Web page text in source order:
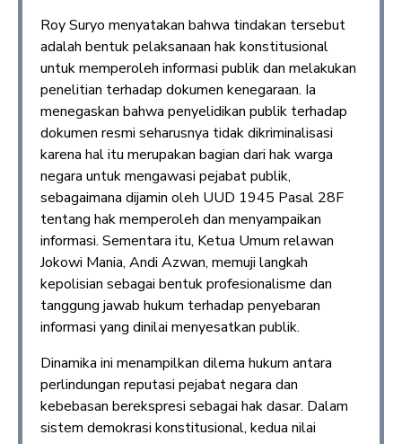
Roy Suryo menyatakan bahwa tindakan tersebut
adalah bentuk pelaksanaan hak konstitusional
untuk memperoleh informasi publik dan melakukan
penelitian terhadap dokumen kenegaraan. Ia
menegaskan bahwa penyelidikan publik terhadap
dokumen resmi seharusnya tidak dikriminalisasi
karena hal itu merupakan bagian dari hak warga
negara untuk mengawasi pejabat publik,
sebagaimana dijamin oleh UUD 1945 Pasal 28F
tentang hak memperoleh dan menyampaikan
informasi. Sementara itu, Ketua Umum relawan
Jokowi Mania, Andi Azwan, memuji langkah
kepolisian sebagai bentuk profesionalisme dan
tanggung jawab hukum terhadap penyebaran
informasi yang dinilai menyesatkan publik.
Dinamika ini menampilkan dilema hukum antara
perlindungan reputasi pejabat negara dan
kebebasan berekspresi sebagai hak dasar. Dalam
sistem demokrasi konstitusional, kedua nilai